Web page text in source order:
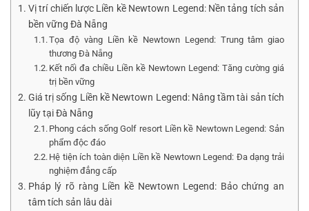
Vị trí chiến lược Liền kề Newtown Legend: Nền tảng tích sản
bền vững Đà Nẵng
Tọa độ vàng Liền kề Newtown Legend: Trung tâm giao
thương Đà Nẵng
Kết nối đa chiều Liền kề Newtown Legend: Tăng cường giá
trị bền vững
Giá trị sống Liền kề Newtown Legend: Nâng tầm tài sản tích
lũy tại Đà Nẵng
Phong cách sống Golf resort Liền kề Newtown Legend: Sản
phẩm độc đáo
Hệ tiện ích toàn diện Liền kề Newtown Legend: Đa dạng trải
nghiệm đẳng cấp
Pháp lý rõ ràng Liền kề Newtown Legend: Bảo chứng an
tâm tích sản lâu dài